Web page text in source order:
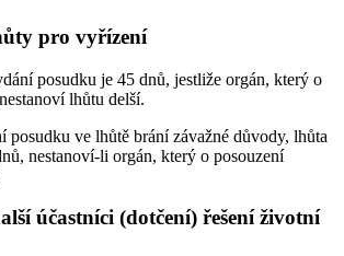
pro vyřízení
posudku je 45 dnů, jestliže orgán, který o
lhůtu delší.
posudku ve lhůtě brání závažné důvody, lhůta
nestanoví-li orgán, který o posouzení
účastníci (dotčení) řešení životní